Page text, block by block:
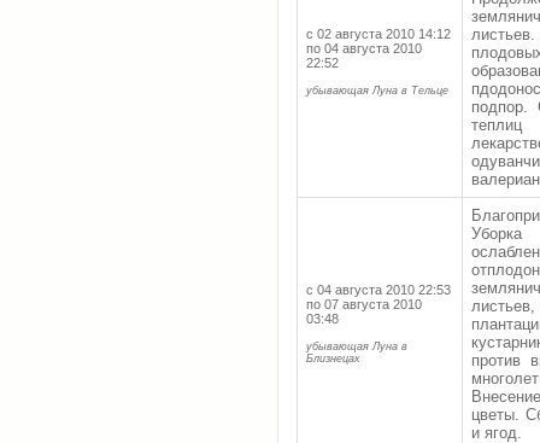
с 02 августа 2010 14:12
по 04 августа 2010
22:52
убывающая Луна в Тельце
подпор.
теплиц
с 04 августа 2010 22:53
по 07 августа 2010
03:48
убывающая Луна в
Близнецах
против
цветы.
и ягод.